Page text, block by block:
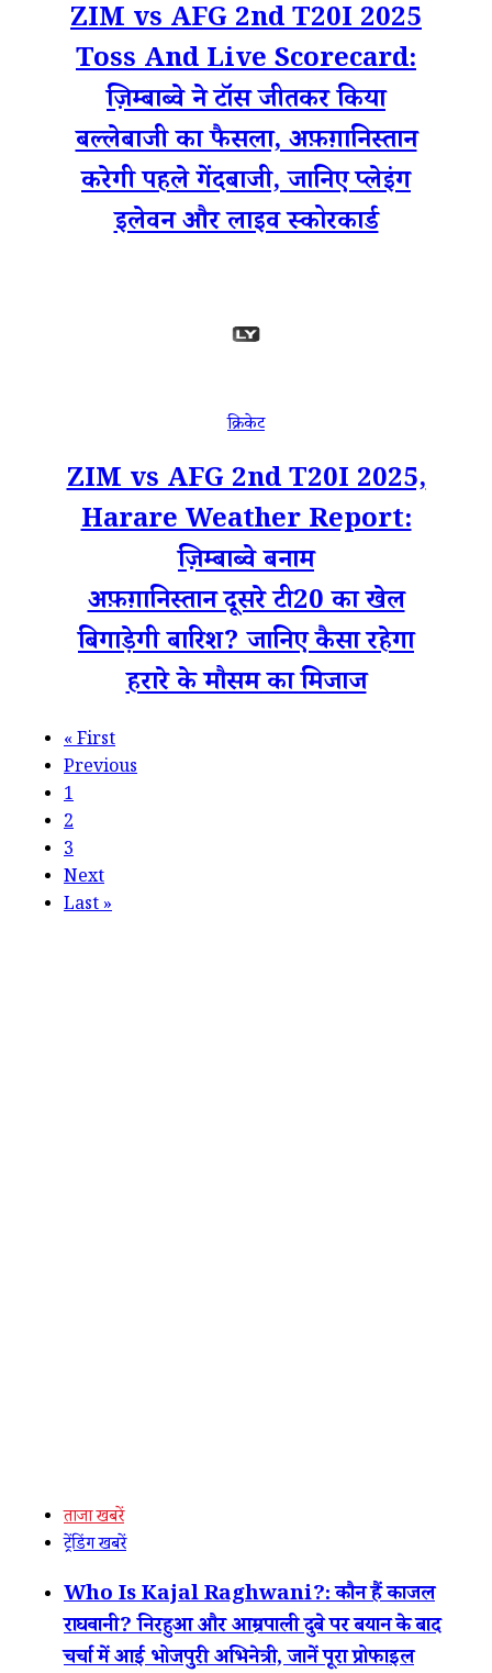
ZIM vs AFG 2nd T20I 2025
Toss And Live Scorecard:
ज़िम्बाब्वे ने टॉस जीतकर किया
बल्लेबाजी का फैसला, अफ़ग़ानिस्तान
करेगी पहले गेंदबाजी, जानिए प्लेइंग
इलेवन और लाइव स्कोरकार्ड
क्रिकेट
ZIM vs AFG 2nd T20I 2025,
Harare Weather Report:
ज़िम्बाब्वे बनाम
अफ़ग़ानिस्तान दूसरे टी20 का खेल
बिगाड़ेगी बारिश? जानिए कैसा रहेगा
हरारे के मौसम का मिजाज
«First
Previous
1
2
3
Next
Last»
ताजा खबरें
ट्रेंडिंग खबरें
Who Is Kajal Raghwani?: कौन हैं काजल
राघवानी? निरहुआ और आम्रपाली दुबे पर बयान के बाद
चर्चा में आईं भोजपुरी अभिनेत्री, जानें पूरा प्रोफाइल